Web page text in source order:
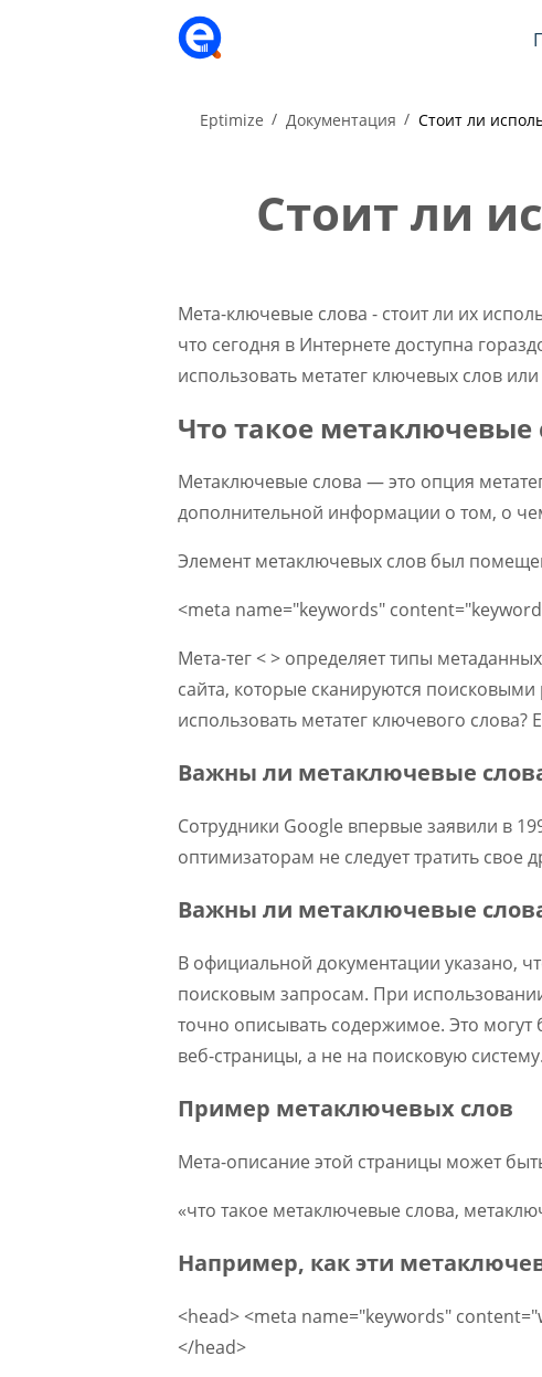
Eptimize Документация Стоит ли
Стоит ли
Мета-ключевые слова - стоит ли их
что сегодня в Интернете доступна
использовать метатег ключевых слов или
Что такое метаключевые
Метаключевые слова — это опция
дополнительной информации о том, о
Элемент метаключевых слов был
<meta name="keywords"
Мета-тег < > определяет типы
сайта, которые сканируются
использовать метатег ключевого слова?
Важны ли метаключевые
Сотрудники Google впервые заявили в
оптимизаторам не следует тратить свое
Важны ли метаключевые
В официальной документации указано,
поисковым запросам. При
точно описывать содержимое. Это
веб-страницы, а не на поисковую систему.
Пример метаключевых слов
Мета-описание этой страницы может
«что такое метаключевые слова,
Например, как эти
<head> <meta name="keywords"
</head>